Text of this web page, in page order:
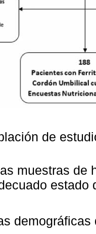
de
muestras de
estado
demográficas